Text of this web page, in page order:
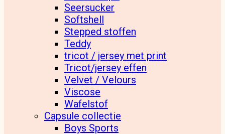
Seersucker
Softshell
Stepped stoffen
Teddy
tricot / jersey met print
Tricot/jersey effen
Velvet / Velours
Viscose
Wafelstof
Capsule collectie
Boys Sports